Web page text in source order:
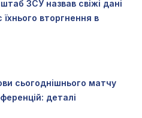
ЗСУ назвав свіжі дані
їхнього вторгнення в
сьогоднішнього матчу
деталі